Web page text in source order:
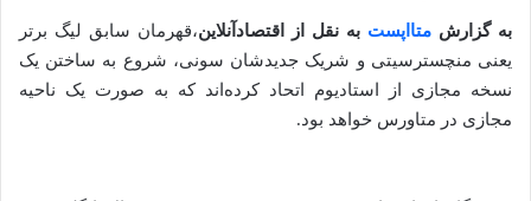
به گزارش متااپست به نقل از اقتصادآنلاین،قهرمان سابق لیگ برتر
یعنی منچسترسیتی و شریک جدیدشان سونی، شروع به ساختن یک
نسخه مجازی از استادیوم اتحاد کرده‌اند که به صورت یک ناحیه
مجازی در متاورس خواهد بود.